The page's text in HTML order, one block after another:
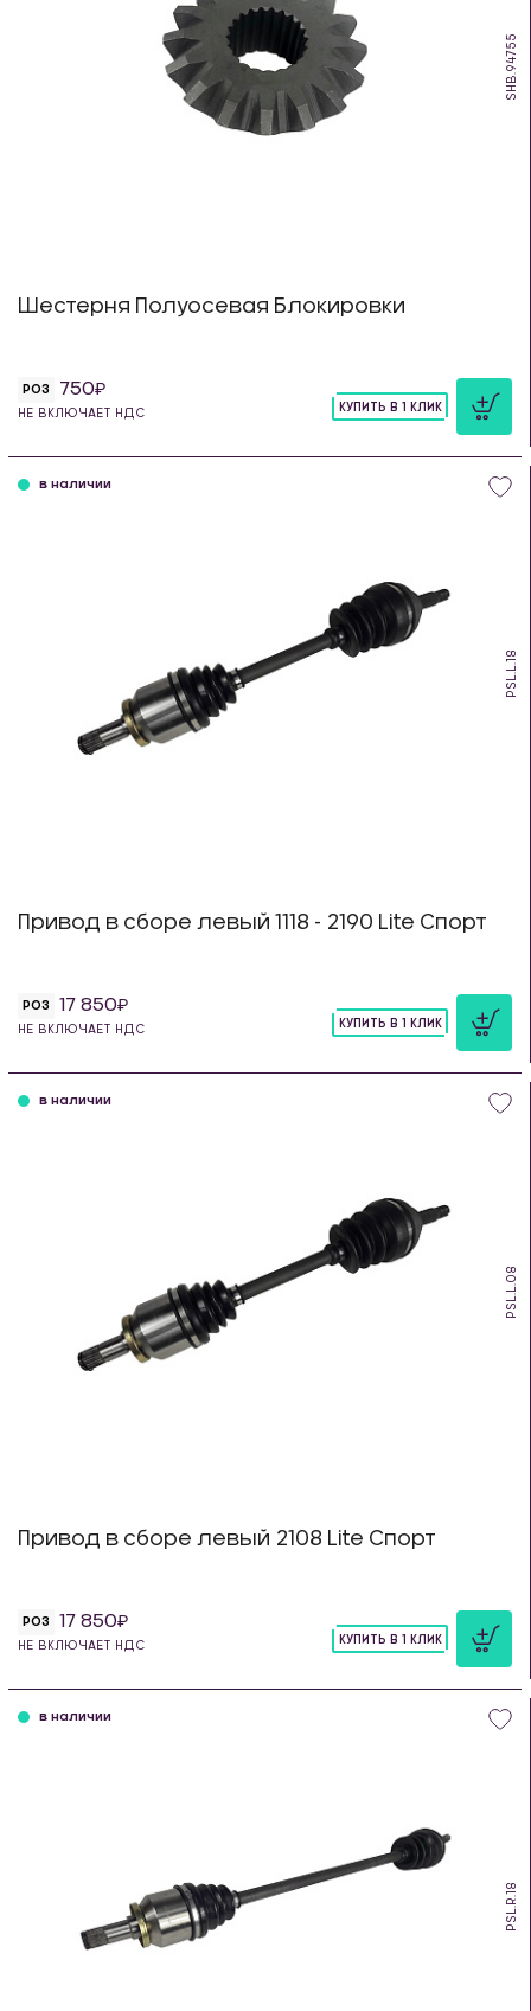
SHB.94755
Шестерня Полуосевая Блокировки
РОЗ 750
НЕ ВКЛЮЧАЕТ НДС
КУПИТЬ В 1 КЛИК
PSL.L.18
в наличии
Привод в сборе левый 1118 - 2190 Lite Спорт
РОЗ 17 850
НЕ ВКЛЮЧАЕТ НДС
КУПИТЬ В 1 КЛИК
PSL.L.08
в наличии
Привод в сборе левый 2108 Lite Спорт
РОЗ 17 850
НЕ ВКЛЮЧАЕТ НДС
КУПИТЬ В 1 КЛИК
PSL.R.18
в наличии